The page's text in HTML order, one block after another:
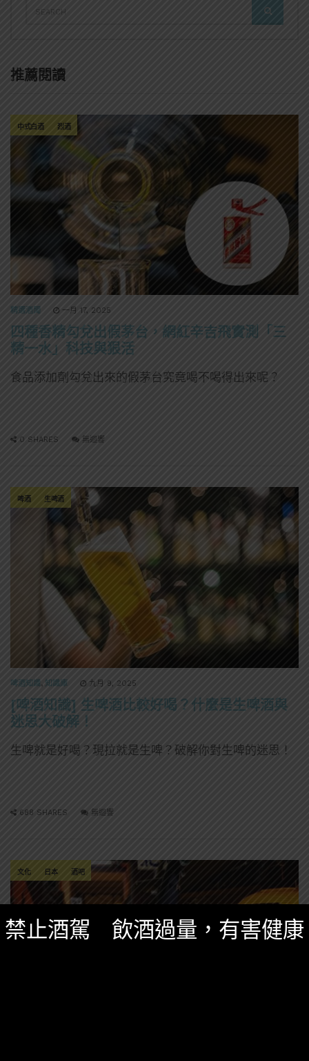
FOR:
推薦閱讀
中式白酒 烈酒
精選酒聞 一月 17, 2025
四種香精勾兌出假茅台，網紅辛吉飛實測「三
精一水」科技與狠活
食品添加劑勾兌出來的假茅台究竟喝不喝得出來呢？
0 SHARES 無迴響
啤酒 生啤酒
啤酒知識, 知識庫 九月 9, 2025
[啤酒知識] 生啤酒比較好喝？什麼是生啤酒與
迷思大破解！
生啤就是好喝？現拉就是生啤？破解你對生啤的迷思！
688 SHARES 無迴響
文化 日本 酒吧
禁止酒駕 飲酒過量，有害健康